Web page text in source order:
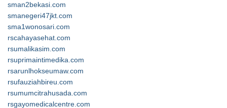
sman2bekasi.com
smanegeri47jkt.com
sma1wonosari.com
rscahayasehat.com
rsumalikasim.com
rsuprimaintimedika.com
rsarunlhokseumaw.com
rsufauziahbireu.com
rsumumcitrahusada.com
rsgayomedicalcentre.com